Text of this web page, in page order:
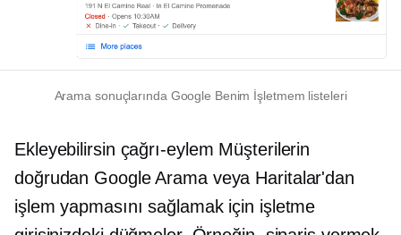
Arama sonuçlarında Google Benim İşletmem listeleri
Ekleyebilirsin çağrı-eylem Müşterilerin
doğrudan Google Arama veya Haritalar'dan
işlem yapmasını sağlamak için işletme